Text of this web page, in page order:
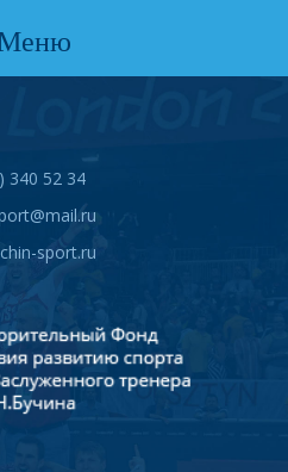
340 52 34
sport.ru